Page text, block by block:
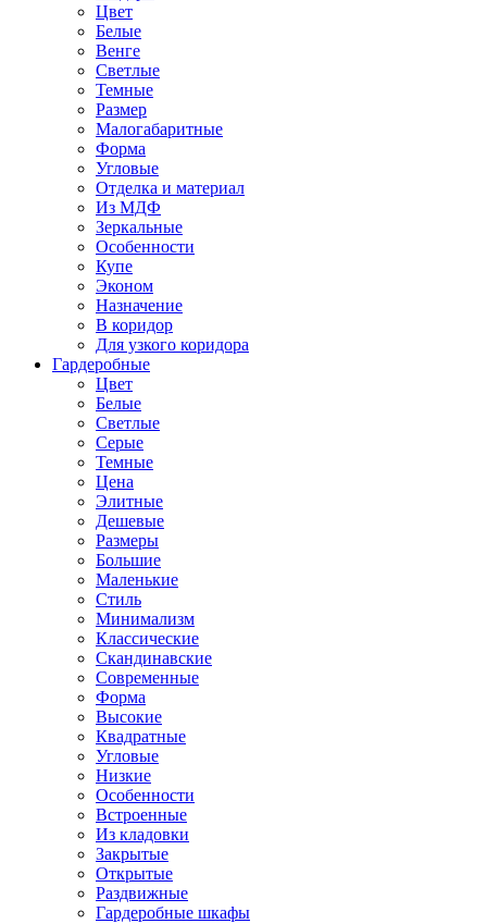
Цвет
Белые
Венге
Светлые
Темные
Размер
Малогабаритные
Форма
Угловые
Отделка и материал
Из МДФ
Зеркальные
Особенности
Купе
Эконом
Назначение
В коридор
Для узкого коридора
Гардеробные
Цвет
Белые
Светлые
Серые
Темные
Цена
Элитные
Дешевые
Размеры
Большие
Маленькие
Стиль
Минимализм
Классические
Скандинавские
Современные
Форма
Высокие
Квадратные
Угловые
Низкие
Особенности
Встроенные
Из кладовки
Закрытые
Открытые
Раздвижные
Гардеробные шкафы